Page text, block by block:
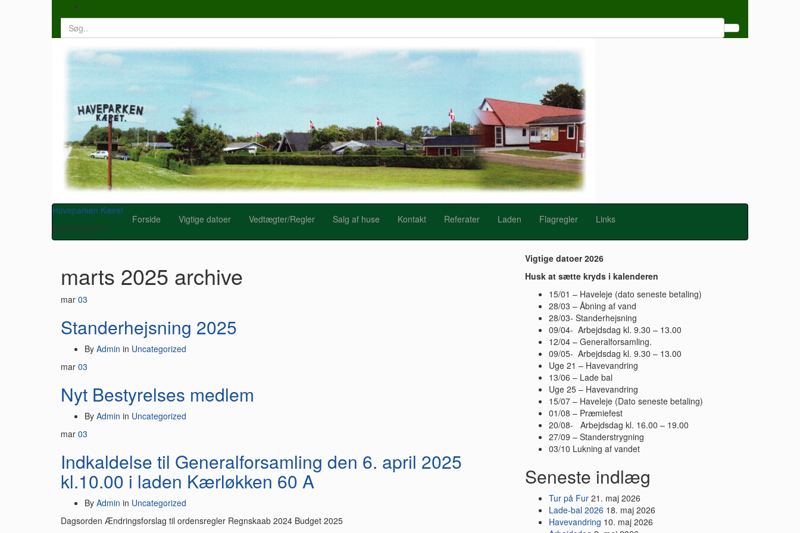
Search
for:
Haveparken Kæret
Frederikshavn
Forside Vigtige datoer Vedtægter/Regler Salg af huse Kontakt Referater Laden Flagregler Links
marts 2025 archive
mar 03
Standerhejsning 2025
By Admin in Uncategorized
mar 03
Nyt Bestyrelses medlem
By Admin in Uncategorized
mar 03
Indkaldelse til Generalforsamling den 6. april 2025
kl.10.00 i laden Kærløkken 60 A
By Admin in Uncategorized
Dagsorden Ændringsforslag til ordensregler Regnskaab 2024 Budget 2025
Vigtige datoer 2026
Husk at sætte kryds i kalenderen
15/01 – Haveleje (dato seneste betaling)
28/03 – Åbning af vand
28/03- Standerhejsning
09/04- Arbejdsdag kl. 9.30 – 13.00
12/04 – Generalforsamling.
09/05- Arbejdsdag kl. 9.30 – 13.00
Uge 21 – Havevandring
13/06 – Lade bal
Uge 25 – Havevandring
15/07 – Haveleje (Dato seneste betaling)
01/08 – Præmiefest
20/08- Arbejdsdag kl. 16.00 – 19.00
27/09 – Standerstrygning
03/10 Lukning af vandet
Seneste indlæg
Tur på Fur 21. maj 2026
Lade-bal 2026 18. maj 2026
Havevandring 10. maj 2026